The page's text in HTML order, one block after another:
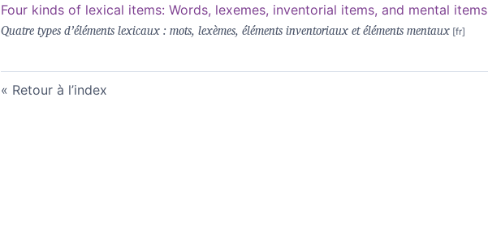
Four kinds of lexical items: Words, lexemes, inventorial items, and mental items
Quatre types d’éléments lexicaux : mots, lexèmes, éléments inventoriaux et éléments mentaux
Retour à l’index